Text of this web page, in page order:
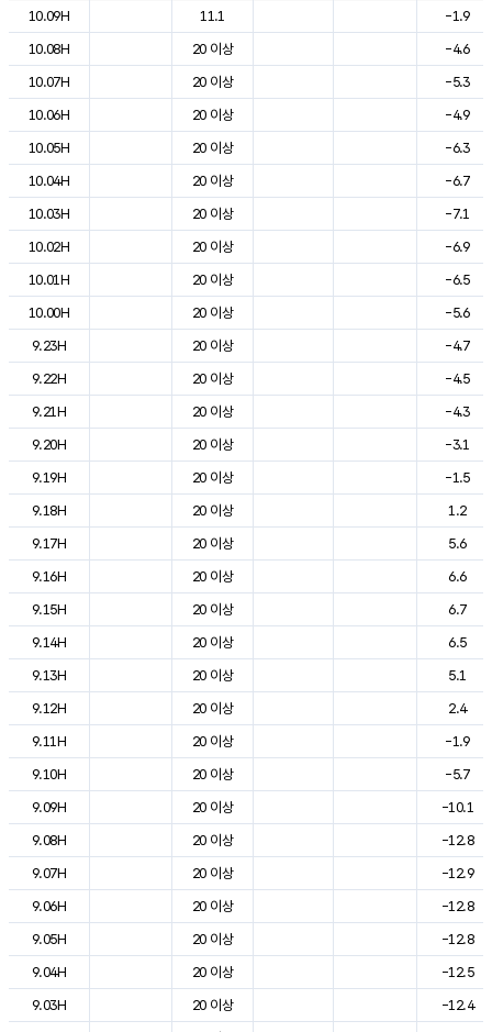
도시별 기상실황표로 지점, 날씨, 기온, 강수, 바람, 기압등을 안내한 표입
10.09H
11.1
-1.9
10.08H
20 이상
-4.6
10.07H
20 이상
-5.3
10.06H
20 이상
-4.9
10.05H
20 이상
-6.3
10.04H
20 이상
-6.7
10.03H
20 이상
-7.1
10.02H
20 이상
-6.9
10.01H
20 이상
-6.5
10.00H
20 이상
-5.6
9.23H
20 이상
-4.7
9.22H
20 이상
-4.5
9.21H
20 이상
-4.3
9.20H
20 이상
-3.1
9.19H
20 이상
-1.5
9.18H
20 이상
1.2
9.17H
20 이상
5.6
9.16H
20 이상
6.6
9.15H
20 이상
6.7
9.14H
20 이상
6.5
9.13H
20 이상
5.1
9.12H
20 이상
2.4
9.11H
20 이상
-1.9
9.10H
20 이상
-5.7
9.09H
20 이상
-10.1
9.08H
20 이상
-12.8
9.07H
20 이상
-12.9
9.06H
20 이상
-12.8
9.05H
20 이상
-12.8
9.04H
20 이상
-12.5
9.03H
20 이상
-12.4